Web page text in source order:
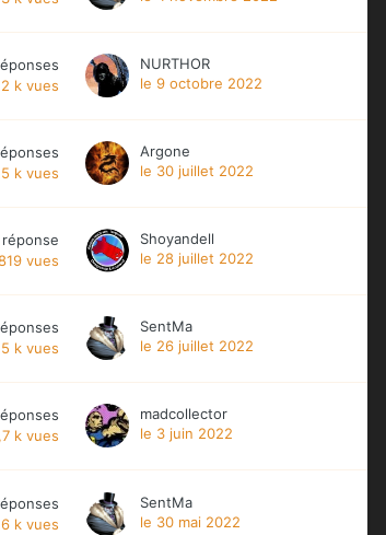
2 k vues
NURTHOR
le 9 octobre 2022
k vues
Argone
le 30 juillet 2022
réponse
vues
Shoyandell
le 28 juillet 2022
k vues
SentMa
le 26 juillet 2022
k vues
madcollector
le 3 juin 2022
k vues
SentMa
le 30 mai 2022